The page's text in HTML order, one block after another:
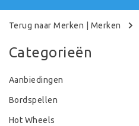
Terug naar Merken Merken
Categorieën
Aanbiedingen
Bordspellen
Hot Wheels